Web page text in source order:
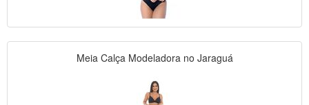
Meia Calça Modeladora no Jaraguá